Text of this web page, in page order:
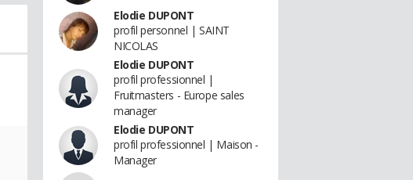
Elodie DUPONT
profil personnel | SAINT
NICOLAS
Elodie DUPONT
profil professionnel |
Fruitmasters - Europe sales
manager
Elodie DUPONT
profil professionnel | Maison -
Manager